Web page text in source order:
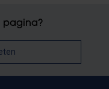
pagina?